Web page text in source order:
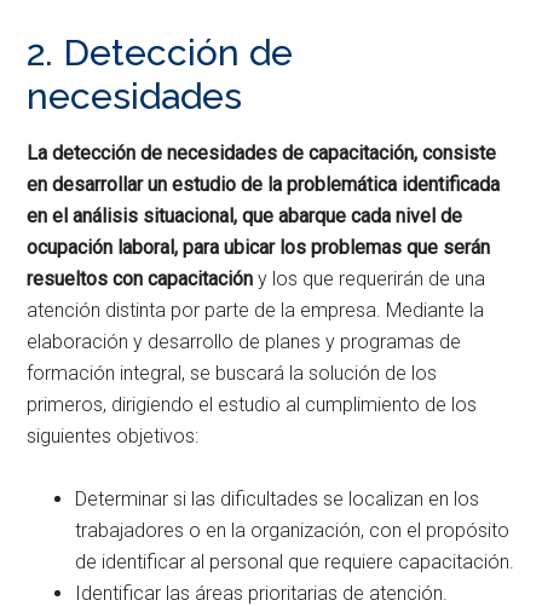
2. Detección de
necesidades
La detección de necesidades de capacitación, consiste
en desarrollar un estudio de la problemática identificada
en el análisis situacional, que abarque cada nivel de
ocupación laboral, para ubicar los problemas que serán
resueltos con capacitación y los que requerirán de una
atención distinta por parte de la empresa. Mediante la
elaboración y desarrollo de planes y programas de
formación integral, se buscará la solución de los
primeros, dirigiendo el estudio al cumplimiento de los
siguientes objetivos:
Determinar si las dificultades se localizan en los
trabajadores o en la organización, con el propósito
de identificar al personal que requiere capacitación.
Identificar las áreas prioritarias de atención.